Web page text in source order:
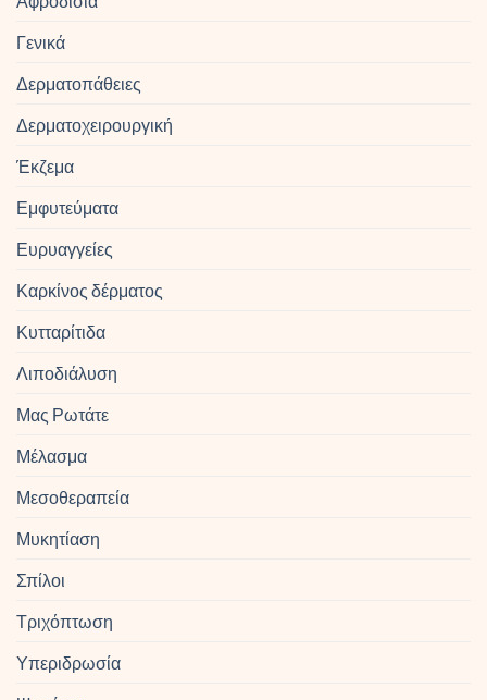
Γενικά
Δερματοπάθειες
Δερματοχειρουργική
Έκζεμα
Εμφυτεύματα
Ευρυαγγείες
Καρκίνος δέρματος
Κυτταρίτιδα
Λιποδιάλυση
Μας Ρωτάτε
Μέλασμα
Μεσοθεραπεία
Μυκητίαση
Σπίλοι
Τριχόπτωση
Υπεριδρωσία